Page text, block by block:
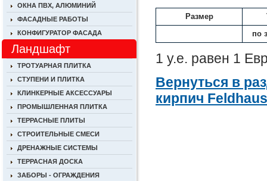
Размер
по
1 у.е. равен 1
Вернуться в
кирпич
ОКНА ПВХ, АЛЮМИНИЙ
ФАСАДНЫЕ РАБОТЫ
КОНФИГУРАТОР ФАСАДА
Ландшафт
ТРОТУАРНАЯ ПЛИТКА
СТУПЕНИ И ПЛИТКА
КЛИНКЕРНЫЕ АКСЕССУАРЫ
ПРОМЫШЛЕННАЯ ПЛИТКА
ТЕРРАСНЫЕ ПЛИТЫ
СТРОИТЕЛЬНЫЕ СМЕСИ
ДРЕНАЖНЫЕ СИСТЕМЫ
ТЕРРАСНАЯ ДОСКА
ЗАБОРЫ - ОГРАЖДЕНИЯ